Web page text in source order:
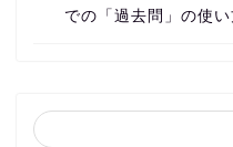
での「過去問」の使い